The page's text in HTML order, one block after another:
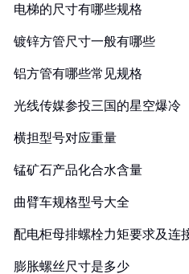
电梯的尺寸有哪些规格
镀锌方管尺寸一般有哪些
铝方管有哪些常见规格
光线传媒参投三国的星空爆冷
横担型号对应重量
锰矿石产品化合水含量
曲臂车规格型号大全
配电柜母排螺栓力矩要求及连
膨胀螺丝尺寸是多少